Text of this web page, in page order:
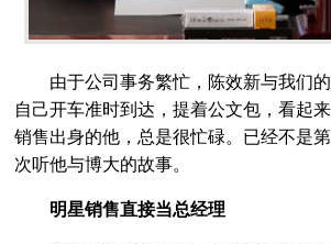
由于公司事务繁忙，陈效新与我们
自己开车准时到达，提着公文包，看起
销售出身的他，总是很忙碌。已经不是
次听他与博大的故事。
明星销售直接当总经理